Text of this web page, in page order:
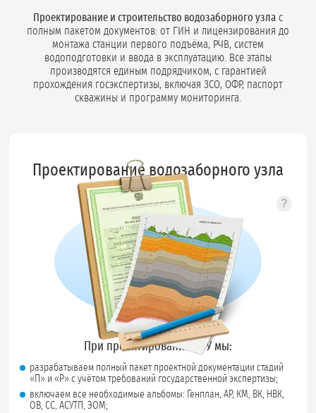
Проектирование и строительство водозаборного узла с
полным пакетом документов: от ГИН и лицензирования до
монтажа станции первого подъёма, РЧВ, систем
водоподготовки и ввода в эксплуатацию. Все этапы
производятся единым подрядчиком, с гарантией
прохождения госэкспертизы, включая ЗСО, ОФР, паспорт
скважины и программу мониторинга.
Проектирование водозаборного узла
?
При проектировании ВЗУ мы:
разрабатываем полный пакет проектной документации стадий
«П» и «Р» с учётом требований государственной экспертизы;
включаем все необходимые альбомы: Генплан, АР, КМ, ВК, НВК,
ОВ, СС, АСУТП, ЭОМ;